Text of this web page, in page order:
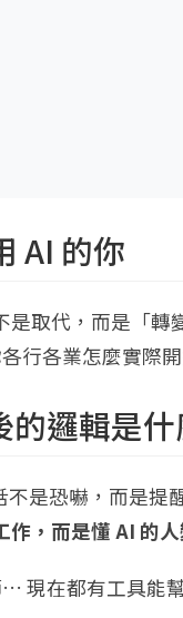
AI 的你
是取代，而是「
行各業怎麼實際開
邏輯是什
不是恐嚇，而是
作，而是懂 AI 的
現在都有工具能